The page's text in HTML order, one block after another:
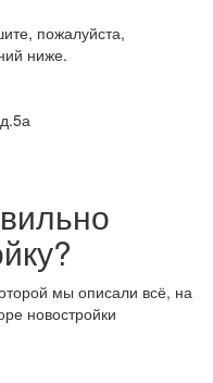
пожалуйста,
ниже.
мы описали всё, на
новостройки